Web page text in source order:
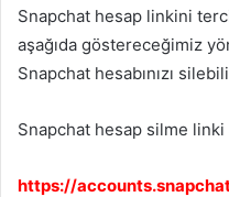
Snapchat hesap linkini
aşağıda göstereceğimiz
Snapchat hesabınızı
Snapchat hesap silme linki
https://